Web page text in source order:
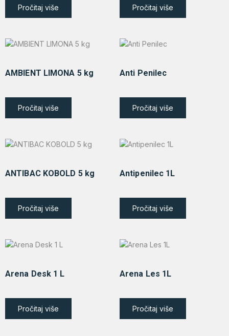
Pročitaj više Pročitaj više
AMBIENT LIMONA 5 kg
Pročitaj više
Anti Penilec
Pročitaj više
ANTIBAC KOBOLD 5 kg
Pročitaj više
Antipenilec 1L
Pročitaj više
Arena Desk 1 L
Pročitaj više
Arena Les 1L
Pročitaj više